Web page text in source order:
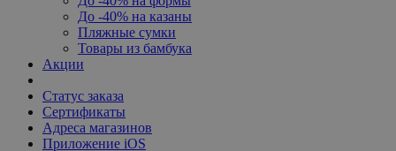
До -40% на казаны
Пляжные сумки
Товары из бамбука
Акции
Статус заказа
Сертификаты
Адреса магазинов
Приложение iOS